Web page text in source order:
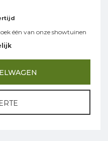
één van onze showtuinen